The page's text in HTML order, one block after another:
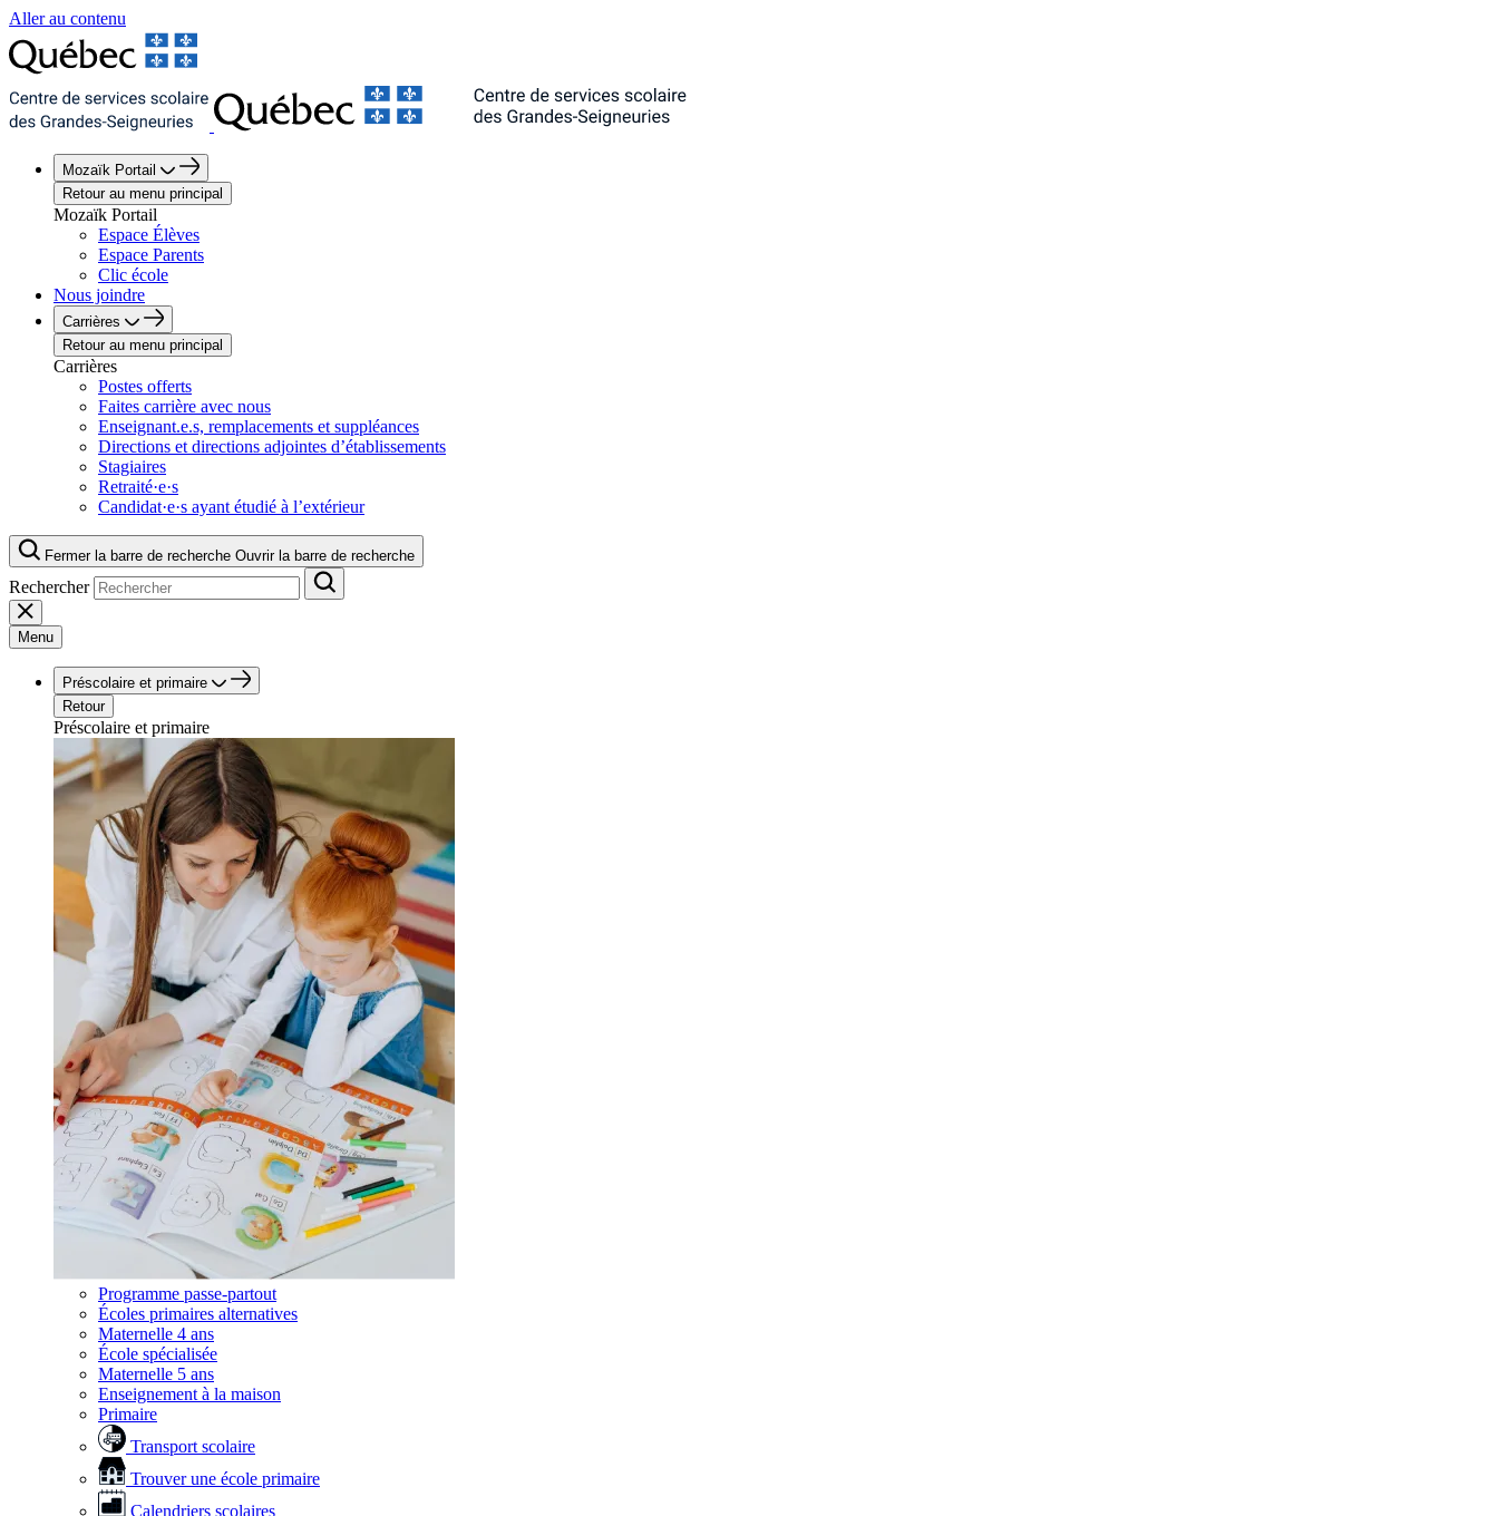
Aller au contenu
Mozaïk Portail
Retour au menu principal
Mozaïk Portail
Espace Élèves
Espace Parents
Clic école
Nous joindre
Carrières
Retour au menu principal
Carrières
Postes offerts
Faites carrière avec nous
Enseignant.e.s, remplacements et suppléances
Directions et directions adjointes d’établissements
Stagiaires
Retraité·e·s
Candidat·e·s ayant étudié à l’extérieur
Fermer la barre de recherche Ouvrir la barre de recherche
Rechercher
Menu
Préscolaire et primaire
Retour
Préscolaire et primaire
Programme passe-partout
Écoles primaires alternatives
Maternelle 4 ans
École spécialisée
Maternelle 5 ans
Enseignement à la maison
Primaire
Transport scolaire
Trouver une école primaire
Calendriers scolaires